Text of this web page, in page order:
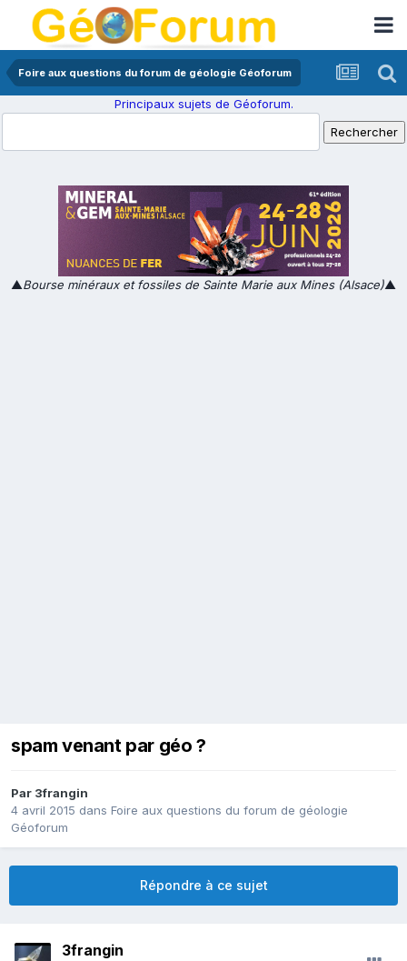
Foire aux questions du forum de géologie Géoforum
Principaux sujets de Géoforum.
▲Bourse minéraux et fossiles de Sainte Marie aux Mines (Alsace)▲
spam venant par géo ?
Par 3frangin
4 avril 2015 dans Foire aux questions du forum de géologie
Géoforum
Répondre à ce sujet
3frangin